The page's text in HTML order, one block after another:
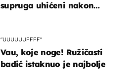
supruga uhićeni nakon
"UUUUUUFFFF"
Vau, koje noge! Ružičasti
badić istaknuo je najbolje